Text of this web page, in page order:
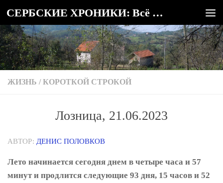
Под записью СЕРБСКИЕ ХРОНИКИ: Всё о Сербии
ЖИЗНЬ / КОРОТКОЙ СТРОКОЙ
Лозница, 21.06.2023
АВТОР: ДЕНИС ПОЛОВКОВ
Лето начинается сегодня днем ​​в четыре часа и 57
минут и продлится следующие 93 дня, 15 часов и 52